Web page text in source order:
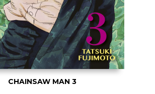
CHAINSAW MAN 3